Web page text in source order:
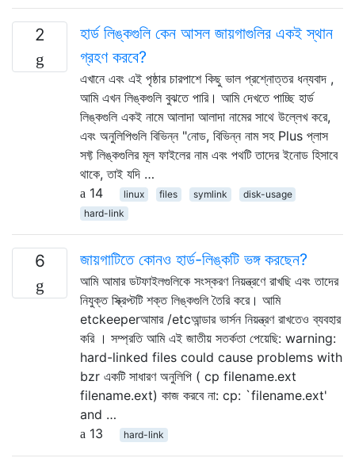
2
হার্ড লিঙ্কগুলি কেন আসল জায়গাগুলির একই স্থান
গ্রহণ করবে?
এখানে এবং এই পৃষ্ঠার চারপাশে কিছু ভাল প্রশ্নোত্তর ধন্যবাদ ,
আমি এখন লিঙ্কগুলি বুঝতে পারি। আমি দেখতে পাচ্ছি হার্ড
লিঙ্কগুলি একই নামে আলাদা আলাদা নামের সাথে উল্লেখ করে,
এবং অনুলিপিগুলি বিভিন্ন "নোড, বিভিন্ন নাম সহ Plus প্লাস
সফ্ট লিঙ্কগুলির মূল ফাইলের নাম এবং পথটি তাদের ইনোড হিসাবে
থাকে, তাই যদি …
14
linux files symlink
disk-usage
hard-link
6 জায়গাটিতে কোনও হার্ড-লিঙ্কটি ভঙ্গ করছেন?
আমি আমার ডটফাইলগুলিকে সংস্করণ নিয়ন্ত্রণে রাখছি এবং তাদের
নিযুক্ত স্ক্রিপ্টটি শক্ত লিঙ্কগুলি তৈরি করে। আমি
etckeeperআমার /etcআন্ডার ভার্সন নিয়ন্ত্রণ রাখতেও ব্যবহার
করি । সম্প্রতি আমি এই জাতীয় সতর্কতা পেয়েছি: warning:
hard-linked files could cause problems with
bzr একটি সাধারণ অনুলিপি ( cp filename.ext
filename.ext) কাজ করবে না: cp: `filename.ext'
and …
13
hard-link